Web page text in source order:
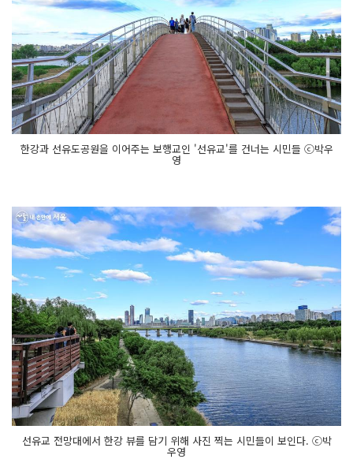
한강과 선유도공원을 이어주는 보행교인 '선유교'를 건너는 시민들 ⓒ박우
영
선유교 전망대에서 한강 뷰를 담기 위해 사진 찍는 시민들이 보인다. ⓒ박
우영